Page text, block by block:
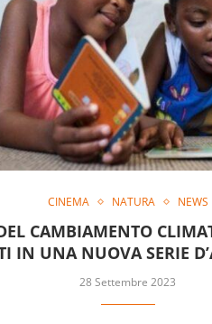
CINEMA NATURA NEWS
CAMBIAMENTO
IN UNA NUOVA SERIE
28 Settembre 2023